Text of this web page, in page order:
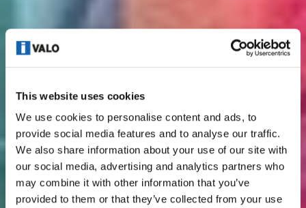
This website uses cookies
We use cookies to personalise content and ads, to
provide social media features and to analyse our traffic.
We also share information about your use of our site with
our social media, advertising and analytics partners who
may combine it with other information that you’ve
provided to them or that they’ve collected from your use